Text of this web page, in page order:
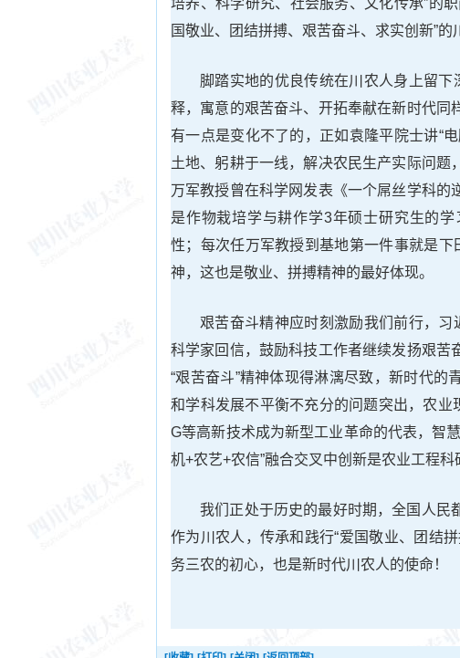
培养、科学研究、社会服务、文化传承”的
国敬业、团结拼搏、艰苦奋斗、求实创新”的
脚踏实地的优良传统在川农人身上留下
释，寓意的艰苦奋斗、开拓奉献在新时代同
有一点是变化不了的，正如袁隆平院士讲“
土地、躬耕于一线，解决农民生产实际问
万军教授曾在科学网发表《一个屌丝学科的
是作物栽培学与耕作学3年硕士研究生的
性；每次任万军教授到基地第一件事就是下
神，这也是敬业、拼搏精神的最好体现。
艰苦奋斗精神应时刻激励我们前行，习
科学家回信，鼓励科技工作者继续发扬艰苦
“艰苦奋斗”精神体现得淋漓尽致，新时代
和学科发展不平衡不充分的问题突出，农业
G等高新技术成为新型工业革命的代表，智
机+农艺+农信”融合交叉中创新是农业工程科
我们正处于历史的最好时期，全国人民
作为川农人，传承和践行“爱国敬业、团结
务三农的初心，也是新时代川农人的使命！